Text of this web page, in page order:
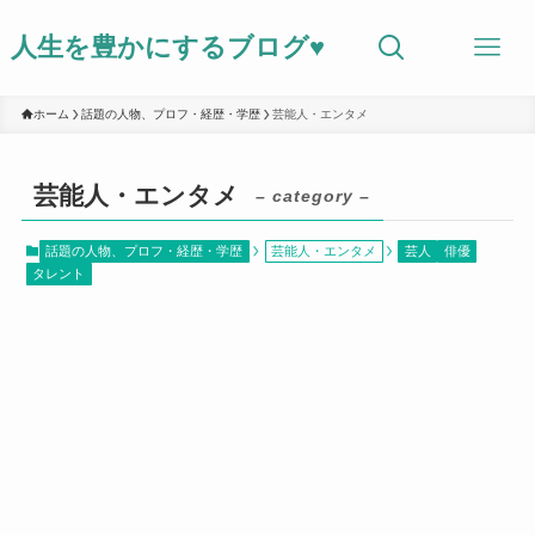
人生を豊かにするブログ♥
ホーム 話題の人物、プロフ・経歴・学歴 芸能人・エンタメ
芸能人・エンタメ – category –
話題の人物、プロフ・経歴・学歴 芸能人・エンタメ 芸人
俳優
タレント